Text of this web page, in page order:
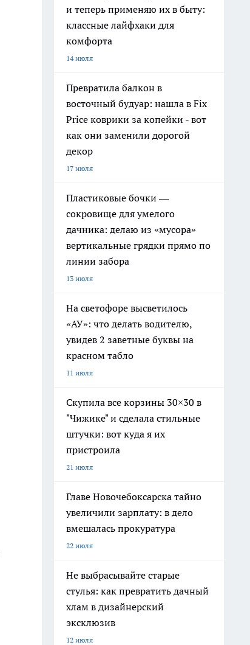
и теперь применяю их в быту:
классные лайфхаки для
комфорта
14 июля
Превратила балкон в
восточный будуар: нашла в Fix
Price коврики за копейки - вот
как они заменили дорогой
декор
17 июля
Пластиковые бочки —
сокровище для умелого
дачника: делаю из «мусора»
вертикальные грядки прямо по
линии забора
13 июля
На светофоре высветилось
«АУ»: что делать водителю,
увидев 2 заветные буквы на
красном табло
11 июля
Скупила все корзины 30×30 в
"Чижике" и сделала стильные
штучки: вот куда я их
пристроила
21 июля
Главе Новочебоксарска тайно
увеличили зарплату: в дело
вмешалась прокуратура
22 июля
Не выбрасывайте старые
стулья: как превратить дачный
хлам в дизайнерский
эксклюзив
12 июля